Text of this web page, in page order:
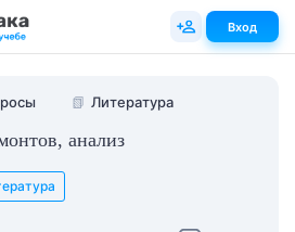
📗 Литература
анализ
Вход